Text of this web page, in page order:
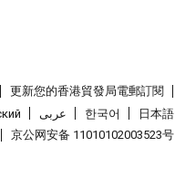
更新您的香港貿發局電郵訂閱
عربى 한국어
日本語
京公网安备 11010102003523号